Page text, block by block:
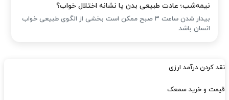
نیمه‌شب؛ عادت طبیعی بدن یا نشانه اختلال خواب؟
بیدار شدن ساعت ۳ صبح ممکن است بخشی از الگوی طبیعی خواب
انسان باشد.
نقد کردن درآمد ارزی
قیمت و خرید سمعک